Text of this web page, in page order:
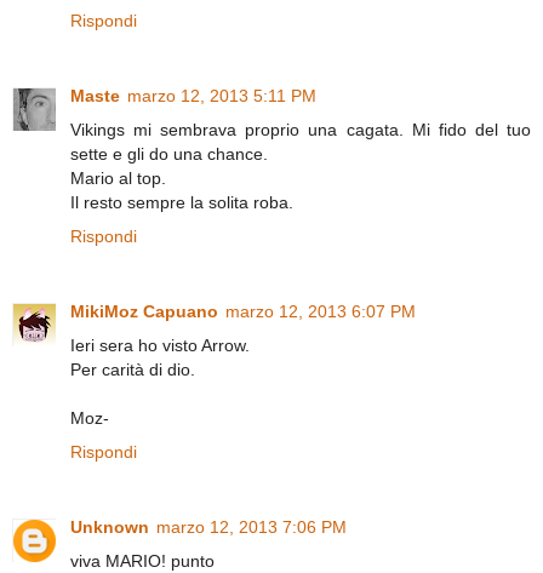
Rispondi
Maste marzo 12, 2013 5:11 PM
Vikings mi sembrava proprio una cagata. Mi fido del tuo
sette e gli do una chance.
Mario al top.
Il resto sempre la solita roba.
Rispondi
MikiMoz Capuano marzo 12, 2013 6:07 PM
Ieri sera ho visto Arrow.
Per carità di dio.
Moz-
Rispondi
Unknown marzo 12, 2013 7:06 PM
viva MARIO! punto